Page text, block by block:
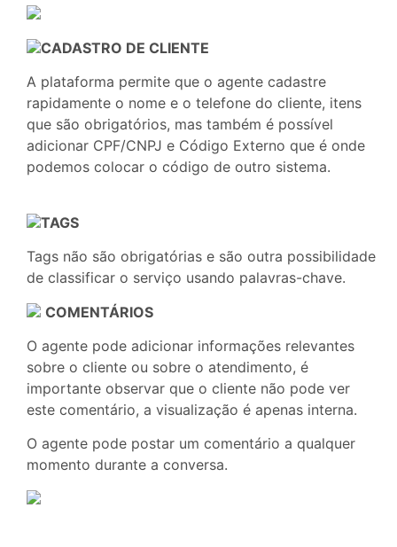
CADASTRO DE CLIENTE
A plataforma permite que o agente cadastre
rapidamente o nome e o telefone do cliente, itens
que são obrigatórios, mas também é possível
adicionar CPF/CNPJ e Código Externo que é onde
podemos colocar o código de outro sistema.
TAGS
Tags não são obrigatórias e são outra possibilidade
de classificar o serviço usando palavras-chave.
COMENTÁRIOS
O agente pode adicionar informações relevantes
sobre o cliente ou sobre o atendimento, é
importante observar que o cliente não pode ver
este comentário, a visualização é apenas interna.
O agente pode postar um comentário a qualquer
momento durante a conversa.